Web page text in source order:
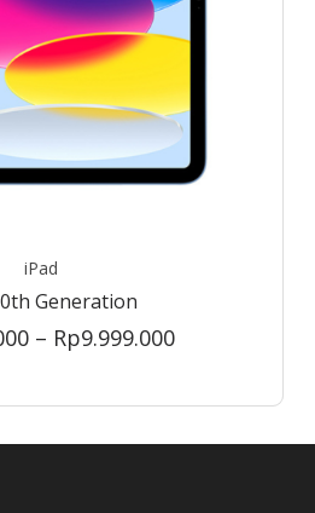
iPad
Generation
– Rp9.999.000Price
Rp5.299.000
Rp9.999.000